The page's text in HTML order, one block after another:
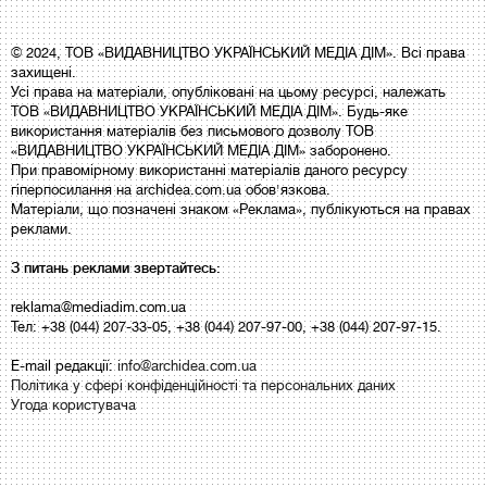
© 2024, ТОВ «ВИДАВНИЦТВО УКРАЇНСЬКИЙ МЕДІА ДІМ». Всі права
захищені.
Усі права на матеріали, опубліковані на цьому ресурсі, належать
ТОВ «ВИДАВНИЦТВО УКРАЇНСЬКИЙ МЕДІА ДІМ». Будь-яке
використання матеріалів без письмового дозволу ТОВ
«ВИДАВНИЦТВО УКРАЇНСЬКИЙ МЕДІА ДІМ» заборонено.
При правомірному використанні матеріалів даного ресурсу
гіперпосилання на archidea.com.ua обов'язкова.
Матеріали, що позначені знаком «Реклама», публікуються на правах
реклами.
З питань реклами звертайтесь:
reklama@mediadim.com.ua
Тел: +38 (044) 207-33-05, +38 (044) 207-97-00, +38 (044) 207-97-15.
E-mail редакції:info@archidea.com.ua
Політика у сфері конфіденційності та персональних даних
Угода користувача